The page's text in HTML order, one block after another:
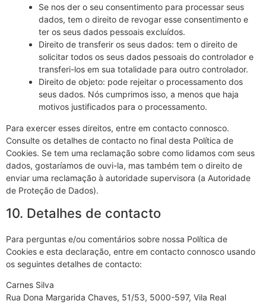
Se nos der o seu consentimento para processar seus
dados, tem o direito de revogar esse consentimento e
ter os seus dados pessoais excluídos.
Direito de transferir os seus dados: tem o direito de
solicitar todos os seus dados pessoais do controlador e
transferi-los em sua totalidade para outro controlador.
Direito de objeto: pode rejeitar o processamento dos
seus dados. Nós cumprimos isso, a menos que haja
motivos justificados para o processamento.
Para exercer esses direitos, entre em contacto connosco.
Consulte os detalhes de contacto no final desta Política de
Cookies. Se tem uma reclamação sobre como lidamos com seus
dados, gostaríamos de ouvi-la, mas também tem o direito de
enviar uma reclamação à autoridade supervisora (a Autoridade
de Proteção de Dados).
10. Detalhes de contacto
Para perguntas e/ou comentários sobre nossa Política de
Cookies e esta declaração, entre em contacto connosco usando
os seguintes detalhes de contacto:
Carnes Silva
Rua Dona Margarida Chaves, 51/53, 5000-597, Vila Real